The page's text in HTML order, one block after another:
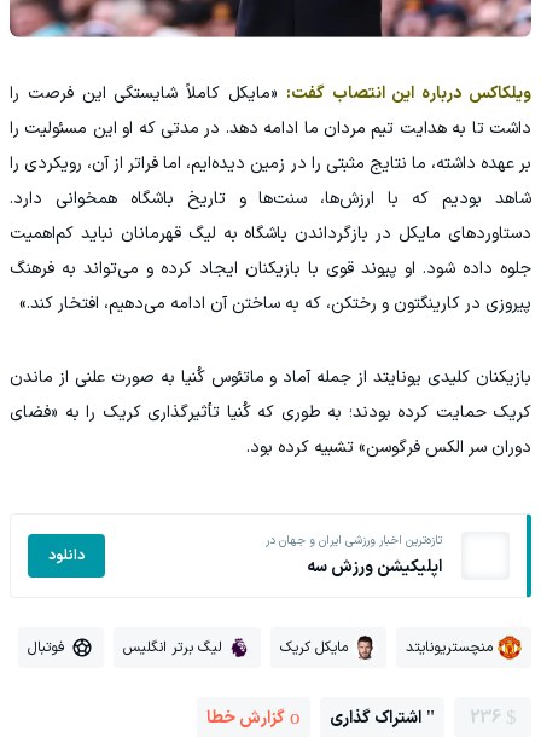
ویلکاکس درباره این انتصاب گفت: «مایکل کاملاً شایستگی این فرصت را
داشت تا به هدایت تیم مردان ما ادامه دهد. در مدتی که او این مسئولیت را
بر عهده داشته، ما نتایج مثبتی را در زمین دیده‌ایم، اما فراتر از آن، رویکردی را
شاهد بودیم که با ارزش‌ها، سنت‌ها و تاریخ باشگاه همخوانی دارد.
دستاوردهای مایکل در بازگرداندن باشگاه به لیگ قهرمانان نباید کم‌اهمیت
جلوه داده شود. او پیوند قوی با بازیکنان ایجاد کرده و می‌تواند به فرهنگ
پیروزی در کارینگتون و رختکن، که به ساختن آن ادامه می‌دهیم، افتخار کند.»
بازیکنان کلیدی یونایتد از جمله آماد و ماتئوس کُنیا به صورت علنی از ماندن
کریک حمایت کرده بودند؛ به طوری که کُنیا تأثیرگذاری کریک را به «فضای
دوران سر الکس فرگوسن» تشبیه کرده بود.
تازه‌ترین اخبار ورزشی ایران و جهان در
اپلیکیشن ورزش سه دانلود
منچستریونایتد مایکل کریک لیگ برتر انگلیس فوتبال
236 اشتراک گذاری گزارش خطا